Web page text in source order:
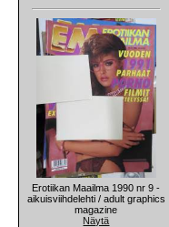
Erotiikan Maailma 1990 nr 9 -
aikuisviihdelehti / adult graphics
magazine
Näytä